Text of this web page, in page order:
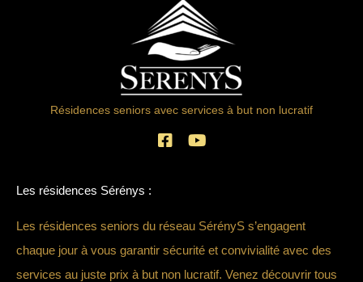
Résidences seniors avec services à but non lucratif
Les résidences Sérénys :
Les résidences seniors du réseau SérényS s’engagent
chaque jour à vous garantir sécurité et convivialité avec des
services au juste prix à but non lucratif. Venez découvrir tous